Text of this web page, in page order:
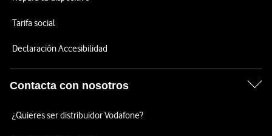
Tarifa social
Declaración Accesibilidad
Contacta con nosotros
¿Quieres ser distribuidor Vodafone?